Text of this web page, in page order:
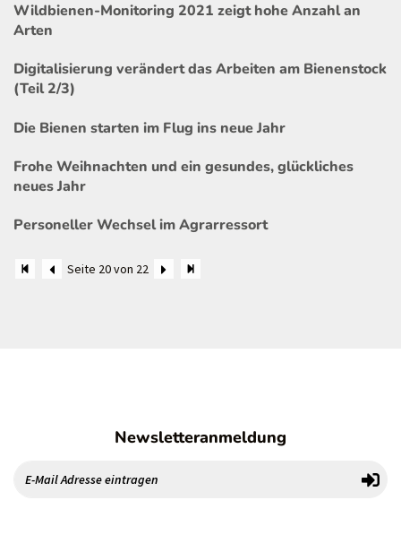
Wildbienen-Monitoring 2021 zeigt hohe Anzahl an
Arten
Digitalisierung verändert das Arbeiten am Bienenstock
(Teil 2/3)
Die Bienen starten im Flug ins neue Jahr
Frohe Weihnachten und ein gesundes, glückliches
neues Jahr
Personeller Wechsel im Agrarressort
Seite 20 von 22
Newsletteranmeldung